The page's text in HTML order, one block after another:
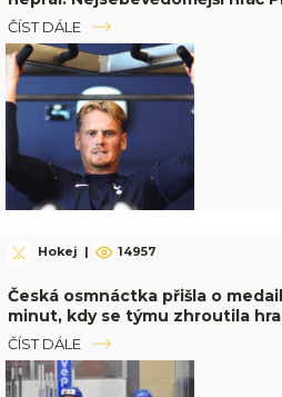
ČÍST DÁLE
Hokej | 14957
Česká osmnáctka přišla o
minut, kdy se týmu zhroutila
ČÍST DÁLE